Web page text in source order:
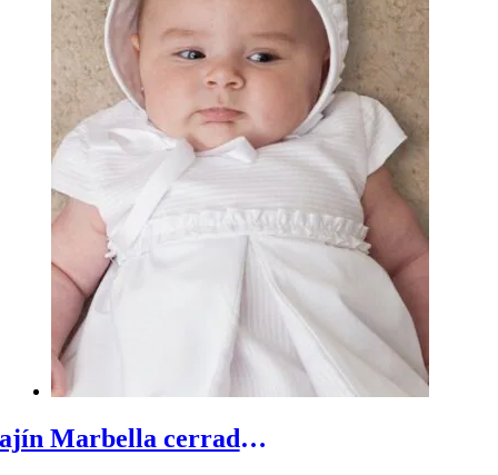
Fajín Marbella cerrado de bebé - Fajín para bebé en lino con volantes frusfrus en el frontal